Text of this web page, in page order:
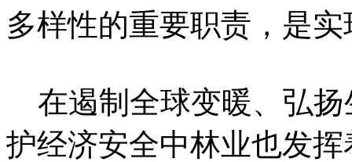
多样性的重要职责，是
在遏制全球变暖、弘扬
护经济安全中林业也发